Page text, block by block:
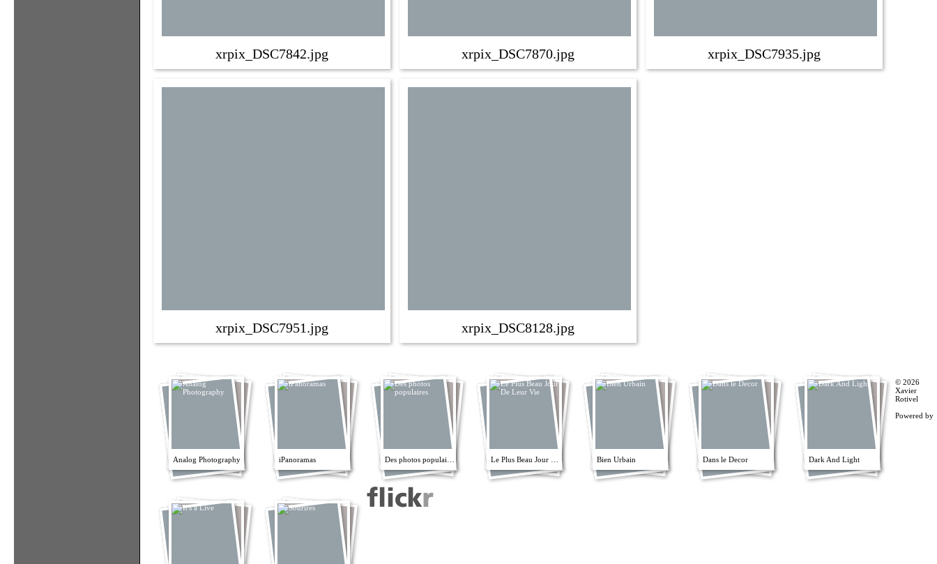
xrpix_DSC7842.jpg xrpix_DSC7870.jpg xrpix_DSC7935.jpg
xrpix_DSC7951.jpg xrpix_DSC8128.jpg
Analog Photography iPanoramas Des photos populaires Le Plus Beau Jour De Leur Vie Bien Urbain Dans le Decor Dark And Light
© 2026
Xavier
Rotivel
Powered by